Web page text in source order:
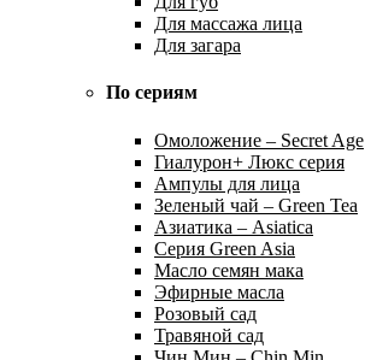
Для массажа лица
Для загара
По сериям
Омоложение – Secret Age
Гиалурон+ Люкс серия
Ампулы для лица
Зеленый чай – Green Tea
Азиатика – Asiatica
Серия Green Asia
Масло семян мака
Эфирные масла
Розовый сад
Травяной сад